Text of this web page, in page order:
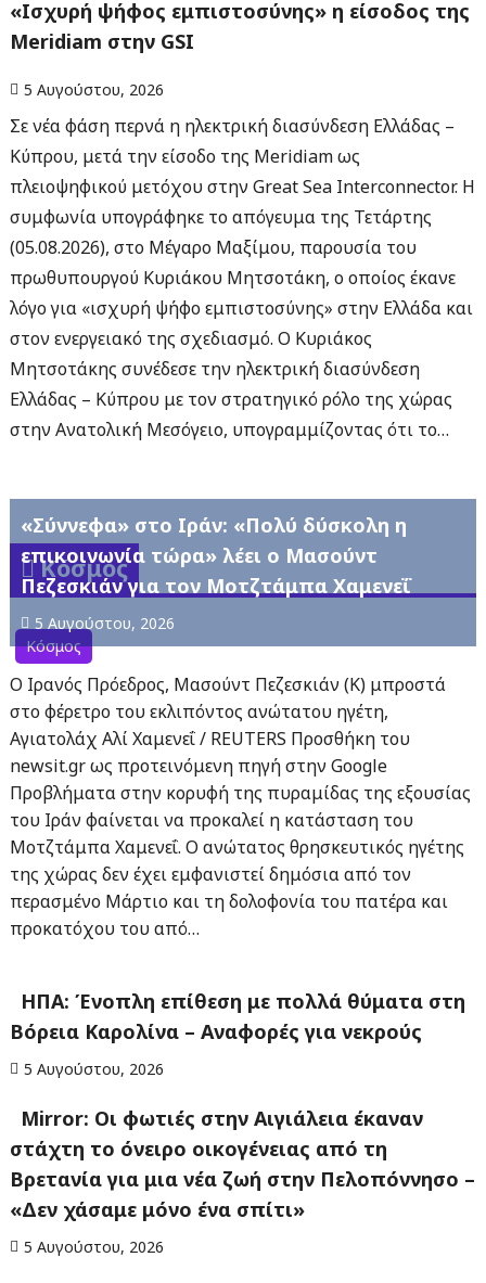
«Ισχυρή ψήφος εμπιστοσύνης» η είσοδος της
Meridiam στην GSI
5 Αυγούστου, 2026
Σε νέα φάση περνά η ηλεκτρική διασύνδεση Ελλάδας –
Κύπρου, μετά την είσοδο της Meridiam ως
πλειοψηφικού μετόχου στην Great Sea Interconnector. Η
συμφωνία υπογράφηκε το απόγευμα της Τετάρτης
(05.08.2026), στο Μέγαρο Μαξίμου, παρουσία του
πρωθυπουργού Κυριάκου Μητσοτάκη, ο οποίος έκανε
λόγο για «ισχυρή ψήφο εμπιστοσύνης» στην Ελλάδα και
στον ενεργειακό της σχεδιασμό. Ο Κυριάκος
Μητσοτάκης συνέδεσε την ηλεκτρική διασύνδεση
Ελλάδας – Κύπρου με τον στρατηγικό ρόλο της χώρας
στην Ανατολική Μεσόγειο, υπογραμμίζοντας ότι το…
Κόσμος
Κόσμος
«Σύννεφα» στο Ιράν: «Πολύ δύσκολη η
επικοινωνία τώρα» λέει ο Μασούντ
Πεζεσκιάν για τον Μοτζτάμπα Χαμενεΐ
5 Αυγούστου, 2026
Ο Ιρανός Πρόεδρος, Μασούντ Πεζεσκιάν (Κ) μπροστά
στο φέρετρο του εκλιπόντος ανώτατου ηγέτη,
Αγιατολάχ Αλί Χαμενεΐ / REUTERS Προσθήκη του
newsit.gr ως προτεινόμενη πηγή στην Google
Προβλήματα στην κορυφή της πυραμίδας της εξουσίας
του Ιράν φαίνεται να προκαλεί η κατάσταση του
Μοτζτάμπα Χαμενεΐ. Ο ανώτατος θρησκευτικός ηγέτης
της χώρας δεν έχει εμφανιστεί δημόσια από τον
περασμένο Μάρτιο και τη δολοφονία του πατέρα και
προκατόχου του από…
ΗΠΑ: Ένοπλη επίθεση με πολλά θύματα στη
Βόρεια Καρολίνα – Αναφορές για νεκρούς
5 Αυγούστου, 2026
Mirror: Οι φωτιές στην Αιγιάλεια έκαναν
στάχτη το όνειρο οικογένειας από τη
Βρετανία για μια νέα ζωή στην Πελοπόννησο –
«Δεν χάσαμε μόνο ένα σπίτι»
5 Αυγούστου, 2026